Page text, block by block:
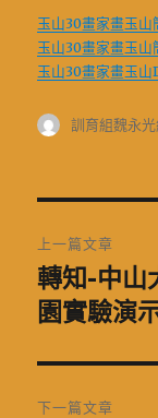
玉山30畫家畫玉山
玉山30畫家畫玉山
玉山30畫家畫玉山
作
訓育組魏永
章
導
覽
上一篇文章
上
一
文
章:
轉知-中山
園實驗演
下一篇文章